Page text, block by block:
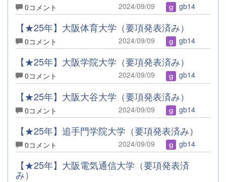
0コメント 2024/09/09 gb14
【★25年】大阪体育大学（要項発表済み）
0コメント 2024/09/09 gb14
【★25年】大阪学院大学（要項発表済み）
0コメント 2024/09/09 gb14
【★25年】大阪大谷大学（要項発表済み）
0コメント 2024/09/09 gb14
【★25年】追手門学院大学（要項発表済み）
0コメント 2024/09/09 gb14
【★25年】大阪電気通信大学（要項発表済
み）